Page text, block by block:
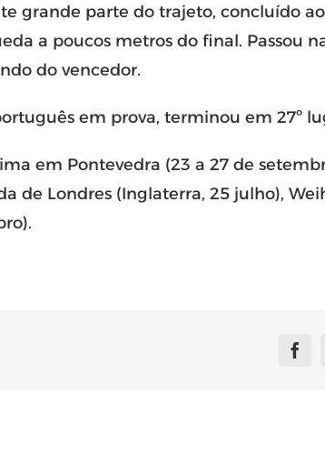
grande parte do trajeto, concluído
a poucos metros do final. Passou
do vencedor.
em prova, terminou em 27º
em Pontevedra (23 a 27 de
de Londres (Inglaterra, 25 julho),